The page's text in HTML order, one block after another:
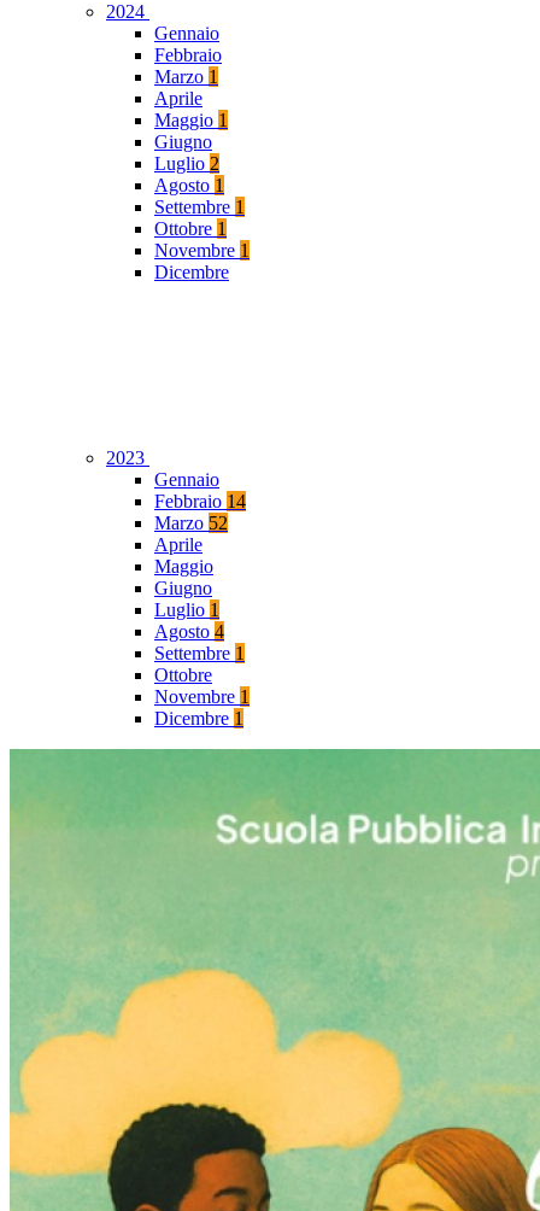
2024
Gennaio
Febbraio
Marzo 1
Aprile
Maggio 1
Giugno
Luglio 2
Agosto 1
Settembre 1
Ottobre 1
Novembre 1
Dicembre
2023
Gennaio
Febbraio 14
Marzo 52
Aprile
Maggio
Giugno
Luglio 1
Agosto 4
Settembre 1
Ottobre
Novembre 1
Dicembre 1